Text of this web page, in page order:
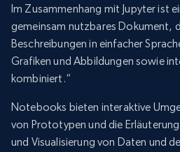
Im Zusammenhang mit Jupyter ist
gemeinsam nutzbares Dokument,
Beschreibungen in einfacher
Grafiken und Abbildungen sowie
kombiniert.“
Notebooks bieten interaktive
von Prototypen und die
und Visualisierung von Daten und